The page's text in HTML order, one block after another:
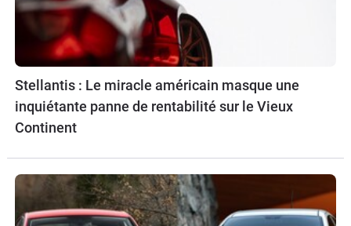
Stellantis : Le miracle américain masque une
inquiétante panne de rentabilité sur le Vieux
Continent